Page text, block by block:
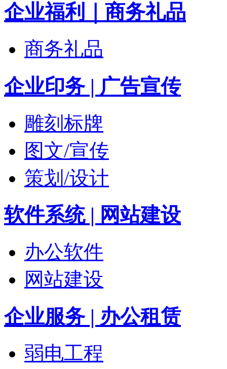
企业福利｜商务礼品
商务礼品
企业印务 | 广告宣传
雕刻标牌
图文/宣传
策划/设计
软件系统 | 网站建设
办公软件
网站建设
企业服务 | 办公租赁
弱电工程